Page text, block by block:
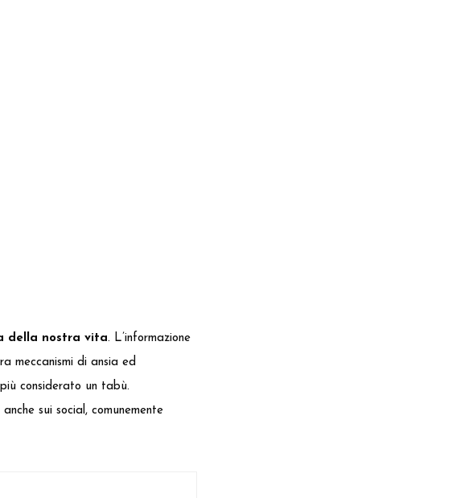
della nostra vita. L’informazione
meccanismi di ansia ed
considerato un tabù.
sui social, comunemente